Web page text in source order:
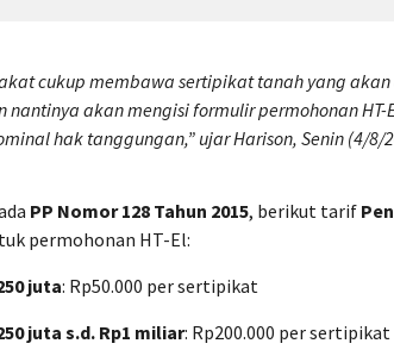
cukup membawa sertipikat tanah yang akan
nantinya akan mengisi formulir permohonan
hak tanggungan,” ujar Harison, Senin (4/8/
PP Nomor 128 Tahun 2015, berikut tarif
permohonan HT-El:
juta: Rp50.000 per sertipikat
juta s.d. Rp1 miliar: Rp200.000 per sertipikat